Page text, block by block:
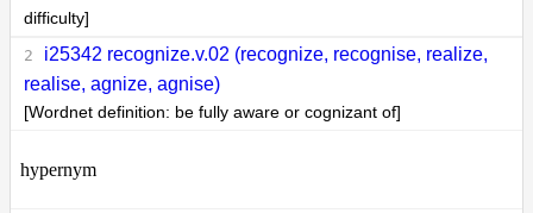
difficulty]
i25342 recognize.v.02 (recognize, recognise, realize,
realise, agnize, agnise)
[Wordnet definition: be fully aware or cognizant of]
hypernym